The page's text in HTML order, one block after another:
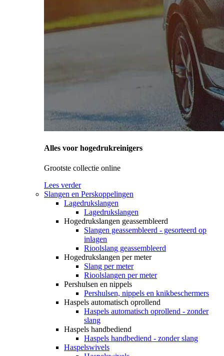
Alles voor hogedrukreinigers
Grootste collectie online
Lees verder
Slangen en Perskoppelingen
Lagedrukslangen
Lagedrukslangen
Hogedrukslangen geassembleerd
Slangen geassembleerd - gesorteerd op
inlagen
Rioolslang geassembleerd
Hogedrukslangen per meter
Slang per meter
Rioolslangen per meter
Pershulsen en nippels
Pershulsen, nippels en knikbeschermers
Haspels automatisch oprollend
Haspels automatisch oprollend - zonder
slang
Haspels handbediend
Haspels handbediend - zonder slang
Haspelswivels